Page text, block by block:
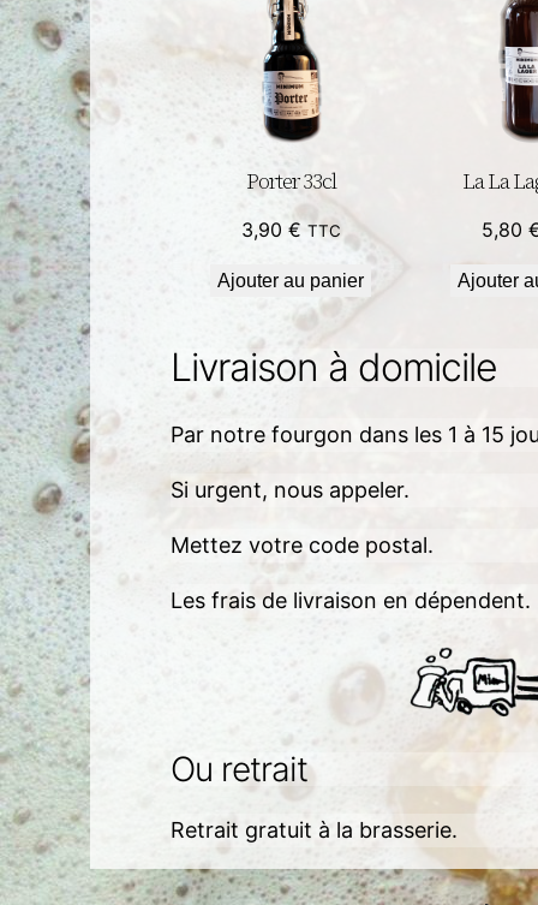
Porter 33cl
3,90 € TTC
Ajouter au panier
La La
5,80
Ajouter
Livraison à domicile
Par notre fourgon dans les 1 à 15
Si urgent, nous appeler.
Mettez votre code postal.
Les frais de livraison en dépendent.
Ou retrait
Retrait gratuit à la brasserie.